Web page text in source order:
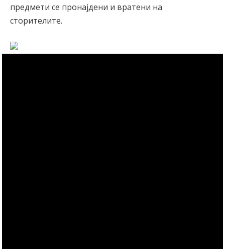
предмети се пронајдени и вратени на
сторителите.